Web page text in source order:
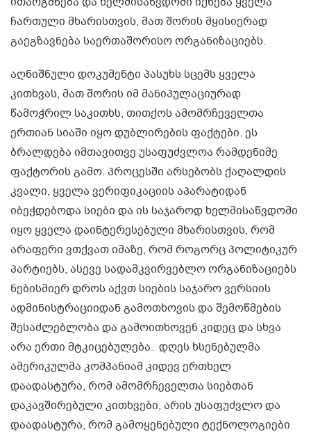
ჩართული მხარისთვის, მათ შორის მყისიერად
გაეგზავნება საერთაშორისო ორგანიზაციებს.
აღნიშნული დოკუმენტი პასუხს სცემს ყველა
კითხვას, მათ შორის იმ მანიპულაციურად
წამოჭრილ საკითხს, თითქოს ამომრჩეველთა
ერთიან სიაში იყო დუბლირების ფაქტები. ეს
ბრალდება იმთავითვე უსაფუძვლოა რამდენიმე
ფაქტორის გამო. პროცესში არსებობს ქაღალდის
კვალი, ყველა ვერიფიკაციის აპარატიდან
იბეჭდებოდა სიები და ის საჯაროდ ხელმისაწვდომი
იყო ყველა დაინტერესებული მხარისთვის, რომ
არაფერი ვთქვათ იმაზე, რომ როგორც პოლიტიკურ
პარტიებს, ასევე სადამკვირვებლო ორგანიზაციებს
ნებისმიერ დროს აქვთ სიების საჯარო ვერსიის
ადმინისტრაციიდან გამოთხოვის და შემოწმების
შესაძლებლობა და გამოითხოვენ კიდეც და სხვა
არა ერთი მტკიცებულება. დღეს ხსენებულმა
ამერიკულმა კომპანიამ კიდევ ერთხელ
დაადასტურა, რომ ამომრჩეველთა სიებთან
დაკავშირებული კითხვები, არის უსაფუძვლო და
დაადასტურა, რომ გამოყენებული ტექნოლოგიები